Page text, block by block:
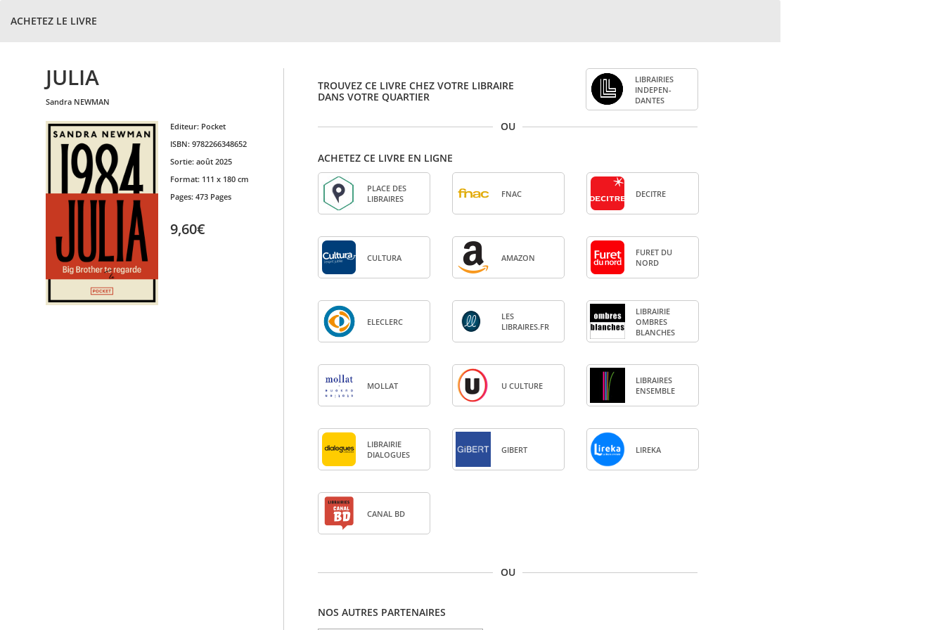
ACHETEZ LE LIVRE
JULIA
sandra NEWMAN
Editeur: Pocket
ISBN: 9782266348652
Sortie: août 2025
Format: 111 x 180 cm
Pages: 473 Pages
9,60€
TROUVEZ CE LIVRE CHEZ VOTRE LIBRAIRE
DANS VOTRE QUARTIER
LIBRAI­RIES
INDE­PEN­
DANTES
OU
ACHETEZ CE LIVRE EN LIGNE
PLACE DES
LIBRAIRES
FNAC DECITRE
CULTURA AMA­ZON
FURET DU
NORD
ELE­CLERC
LES
LIBRAIRES.FR
LIBRAI­RIE
OMBRES
BLANCHES
MOL­LAT U CULTURE
LIBRAIRES
ENSEMBLE
LIBRAI­RIE
DIA­LOGUES
GIBERT LIREKA
CANAL BD
OU
NOS AUTRES PARTENAIRES